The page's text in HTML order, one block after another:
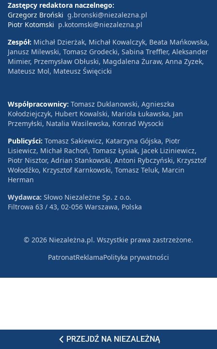
PRZEJDŹ NA NIEZALEŻNĄ
Zastępcy redaktora naczelnego:
Grzegorz Broński g.bronski@niezalezna.pl
Piotr Kotomski p.kotomski@niezalezna.pl
Zespół: Michał Dzierżak, Michał Kowalczyk, Beata Mańkowska,
Janusz Milewski, Tomasz Grodecki, Sabina Treffler, Aleksander
Mimier, Przemysław Obłuski, Magdalena Żuraw, Anna Zyzek,
Mateusz Mol, Mateusz Święcicki
Współpracownicy: Tomasz Duklanowski, Agnieszka
Kołodziejczyk, Hubert Kowalski, Mariola Łukawska, Jan
Przemyłski, Natalia Wasilewska, Konrad Wysocki
Publicyści: Tomasz Sakiewicz, Katarzyna Gójska, Piotr
Lisiewicz, Michał Rachoń, Tomasz Łysiak, Jacek Liziniewicz,
Piotr Nisztor, Adrian Stankowski, Antoni Rybczyński, Krzysztof
Wołodźko, Krzysztof Karnkowski, Tomasz Teluk, Marcin
Herman
Wydawca: Słowo Niezależne Sp. z o.o.
Filtrowa 63 / 43, 02-056 Warszawa, Polska
© 2026 Niezależna.pl. Wszystkie prawa zastrzeżone.
PatronatReklamaPolityka prywatności